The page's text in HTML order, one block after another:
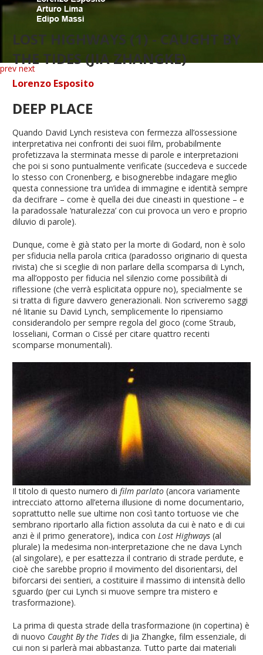
prev next
LOST HIGHWAYS (1) - CAUGHT BY
THE TIDES (JIA ZHANGKE)
Lorenzo Esposito
DEEP PLACE
Quando David Lynch resisteva con fermezza all’ossessione
interpretativa nei confronti dei suoi film, probabilmente
profetizzava la sterminata messe di parole e interpretazioni
che poi si sono puntualmente verificate (succedeva e succede
lo stesso con Cronenberg, e bisognerebbe indagare meglio
questa connessione tra un’idea di immagine e identità sempre
da decifrare – come è quella dei due cineasti in questione – e
la paradossale ‘naturalezza’ con cui provoca un vero e proprio
diluvio di parole).
Dunque, come è già stato per la morte di Godard, non è solo
per sfiducia nella parola critica (paradosso originario di questa
rivista) che si sceglie di non parlare della scomparsa di Lynch,
ma all’opposto per fiducia nel silenzio come possibilità di
riflessione (che verrà esplicitata oppure no), specialmente se
si tratta di figure davvero generazionali. Non scriveremo saggi
né litanie su David Lynch, semplicemente lo ripensiamo
considerandolo per sempre regola del gioco (come Straub,
Iosseliani, Corman o Cissé per citare quattro recenti
scomparse monumentali).
Il titolo di questo numero difilm parlato (ancora variamente
intrecciato attorno all’eterna illusione di nome documentario,
soprattutto nelle sue ultime non così tanto tortuose vie che
sembrano riportarlo alla fiction assoluta da cui è nato e di cui
anzi è il primo generatore), indica conLost Highways(al
plurale) la medesima non-interpretazione che ne dava Lynch
(al singolare), e per esattezza il contrario di strade perdute, e
cioè che sarebbe proprio il movimento del disorientarsi, del
biforcarsi dei sentieri, a costituire il massimo di intensità dello
sguardo (per cui Lynch si muove sempre tra mistero e
trasformazione).
La prima di questa strade della trasformazione (in copertina) è
di nuovo Caught By the Tides di Jia Zhangke, film essenziale, di
cui non si parlerà mai abbastanza. Tutto parte dai materiali